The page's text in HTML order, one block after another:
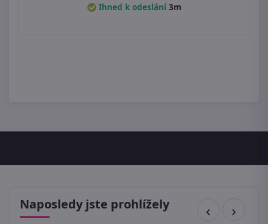
Ihned k odeslání3m
Naposledy jste prohlížely